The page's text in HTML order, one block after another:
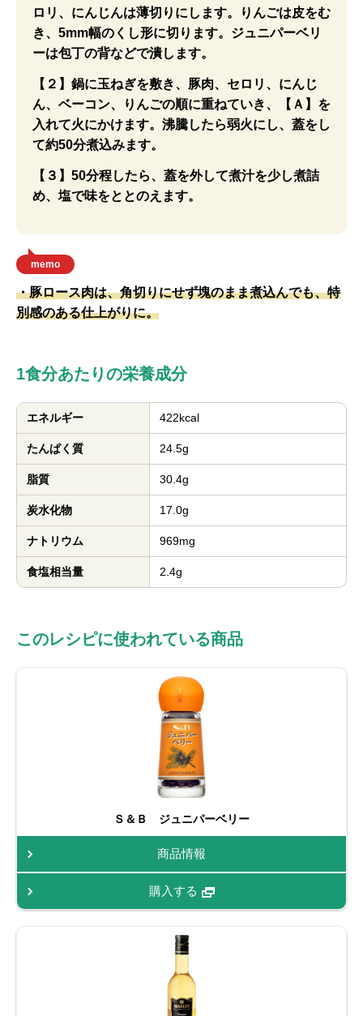
ロリ、にんじんは薄切りにします。りんごは皮をむ
き、5mm幅のくし形に切ります。ジュニパーベリ
ーは包丁の背などで潰します。
【２】鍋に玉ねぎを敷き、豚肉、セロリ、にんじ
ん、ベーコン、りんごの順に重ねていき、【Ａ】を
入れて火にかけます。沸騰したら弱火にし、蓋をし
て約50分煮込みます。
【３】50分程したら、蓋を外して煮汁を少し煮詰
め、塩で味をととのえます。
memo
・豚ロース肉は、角切りにせず塊のまま煮込んでも、特
別感のある仕上がりに。
1食分あたりの栄養成分
エネルギー 422kcal
たんぱく質 24.5g
脂質 30.4g
炭水化物 17.0g
ナトリウム 969mg
食塩相当量 2.4g
このレシピに使われている商品
Ｓ＆Ｂ ジュニパーベリー
商品情報
購入する